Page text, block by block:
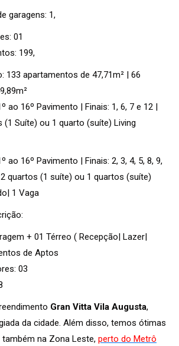
garagens: 1,
01
199,
133 apartamentos de 47,71m² | 66
ao 16º Pavimento | Finais: 1, 6, 7 e 12 |
(1 Suíte) ou 1 quarto (suíte) Living
ao 16º Pavimento | Finais: 2, 3, 4, 5, 8, 9,
2 quartos (1 suíte) ou 1 quartos (suíte)
1 Vaga
+ 01 Térreo ( Recepção| Lazer|
de Aptos
03
Gran Vitta Vila Augusta,
da cidade. Além disso, temos ótimas
na Zona Leste, perto do Metrô